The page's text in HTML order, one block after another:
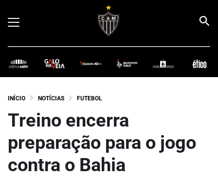
INÍCIO NOTÍCIAS FUTEBOL
Treino encerra
preparação para o jogo
contra o Bahia